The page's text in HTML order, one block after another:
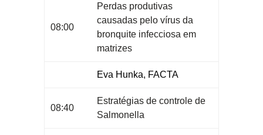
08:00
Perdas produtivas
causadas pelo vírus da
bronquite infecciosa em
matrizes
Eva Hunka, FACTA
08:40
Estratégias de controle de
Salmonella